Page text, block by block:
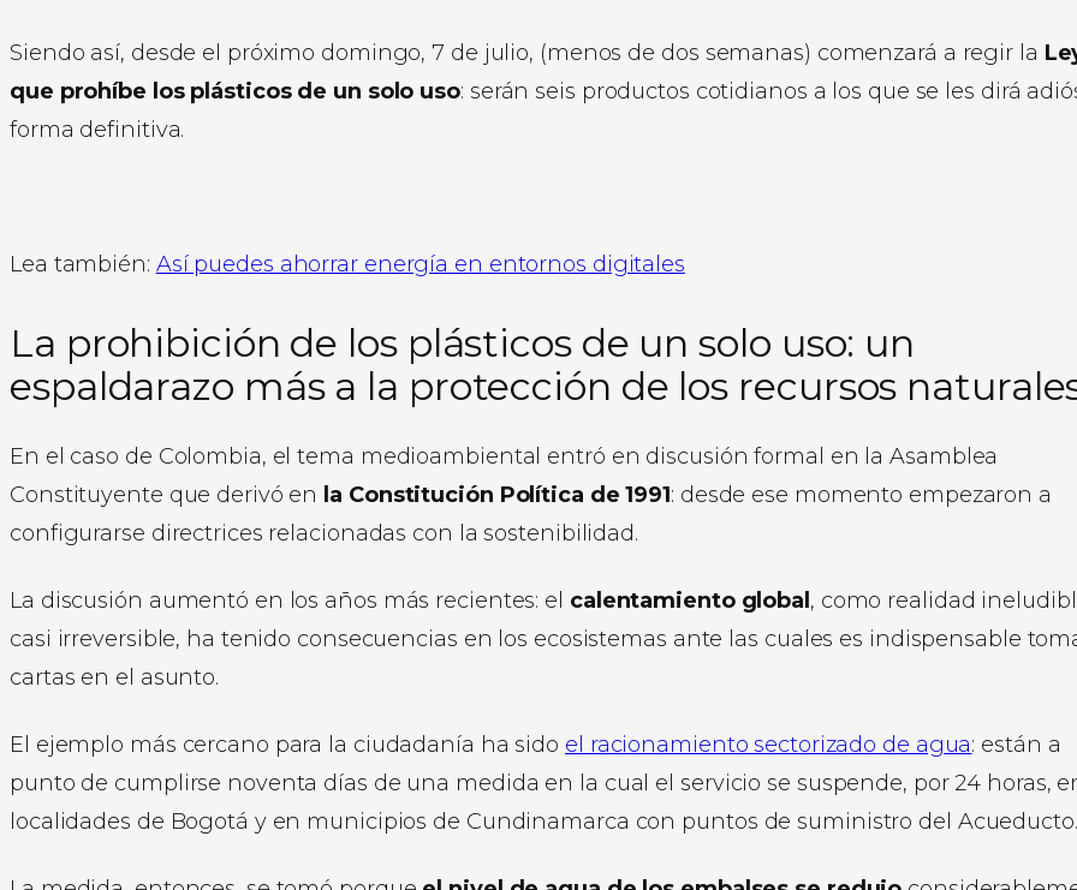
Siendo así, desde el próximo domingo, 7 de julio, (menos de dos semanas) comenzará a regir la
que prohíbe los plásticos de un solo uso: serán seis productos cotidianos a los que se les dirá
forma definitiva.
Lea también: Así puedes ahorrar energía en entornos digitales
La prohibición de los plásticos de un solo uso: un
espaldarazo más a la protección de los recursos
En el caso de Colombia, el tema medioambiental entró en discusión formal en la Asamblea
Constituyente que derivó en la Constitución Política de 1991: desde ese momento empezaron a
configurarse directrices relacionadas con la sostenibilidad.
La discusión aumentó en los años más recientes: el calentamiento global, como realidad
casi irreversible, ha tenido consecuencias en los ecosistemas ante las cuales es indispensable
cartas en el asunto.
El ejemplo más cercano para la ciudadanía ha sido el racionamiento sectorizado de agua: están a
punto de cumplirse noventa días de una medida en la cual el servicio se suspende, por 24 horas,
localidades de Bogotá y en municipios de Cundinamarca con puntos de suministro del Acueducto.